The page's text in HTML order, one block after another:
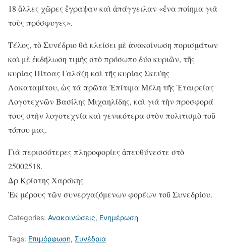
18 ἄλλες χῶρες ἔγραψαν καὶ ἀπάγγειλαν «ἕνα ποίημα γιὰ
τοὺς πρόσφυγες».
Τέλος, τὸ Συνέδριο θὰ κλείσει μὲ ἀνακοίνωση πορισμάτων
καὶ μὲ ἐκδήλωση τιμῆς στὸ πρόσωπο δύο κυριῶν, τῆς
κυρίας Πίτσας Γαλάζη καὶ τῆς κυρίας Σκεύης
Λακαταμίτου, ὡς τὰ πρῶτα Ἐπίτιμα Μέλη τῆς Ἑταιρείας
Λογοτεχνῶν Βασίλης Μιχαηλίδης, καὶ γιὰ τὴν προσφορά
τους στὴν λογοτεχνία καὶ γενικότερα στὸν πολιτισμὸ τοῦ
τόπου μας.
Γιὰ περισσότερες πληροφορίες ἀπευθύνεστε στὸ
25002518.
Δρ Κρίστης Χαράκης
Ἐκ μέρους τῶν συνεργαζόμενων φορέων τοῦ Συνεδρίου.
Categories: Ανακοινώσεις, Ενημέρωση
Tags: Επιμόρφωση, Συνέδρια